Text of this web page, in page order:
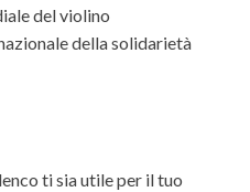
del violino
della solidarietà
ti sia utile per il tuo